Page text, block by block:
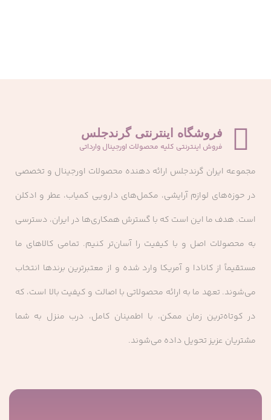
1921، او عطر شماره 5 شانل را معرفی کرد، عطری که به نماد
نمادین زنانگی تبدیل شد. این آغاز امپراتوری لوازم آرایشی
Chanel بود.
فلسفه برند لوازم آرایشی شنل بر تقویت زیبایی طبیعی به
جای پوشاندن آن تمرکز دارد. مارک لوازم آرایشی شنل با
دقت ساخته شده‌اند و از بهترین مواد اولیه و فناوری
پیشرفته استفاده می‌کنند. این تعهد به تعالی در هر
محصولی، از رژ لب نمادین Rouge Allure گرفته تا محصولات
مراقبت پوست لوکس Hydra Beauty، آشکار است.
هنر آرایش با محصولات Chanel
فروشگاه اینترنتی گرندجلس
فروش اینترنتی کلیه محصولات اورجینال وارداتی
مجموعه ایران گرندجلس ارائه‌ دهنده محصولات اورجینال و تخصصی
در حوزه‌های لوازم آرایشی، مکمل‌های دارویی کمیاب، عطر و ادکلن
است. هدف ما این است که با گسترش همکاری‌ها در ایران، دسترسی
به محصولات اصل و با کیفیت را آسان‌تر کنیم. تمامی کالاهای ما
مستقیماً از کانادا و آمریکا وارد شده و از معتبرترین برندها انتخاب
می‌شوند. تعهد ما به ارائه محصولاتی با اصالت و کیفیت بالا است، که
در کوتاه‌ترین زمان ممکن، با اطمینان کامل، درب منزل به شما
مشتریان عزیز تحویل داده می‌شوند.